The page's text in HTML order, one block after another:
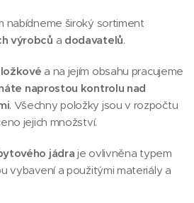
nabídneme široký sortiment
výrobců a dodavatelů.
a na jejím obsahu pracujeme
naprostou kontrolu nad
. Všechny položky jsou v rozpočtu
jejich množství.
jádra je ovlivněna typem
vybavení a použitými materiály a